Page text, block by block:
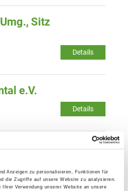
Anzeigen zu personalisieren, Funktionen für
die Zugriffe auf unsere Website zu analysieren.
Verwendung unserer Website an unsere
Sitz
Details
e.V.
Details
Hörden e.V.